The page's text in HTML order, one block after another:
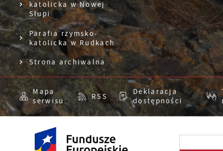
katolicka w Nowej
Słupi
Parafia rzymsko-
katolicka w Rudkach
Strona archiwalna
Mapa
serwisu
RSS
Deklaracja
dostępności